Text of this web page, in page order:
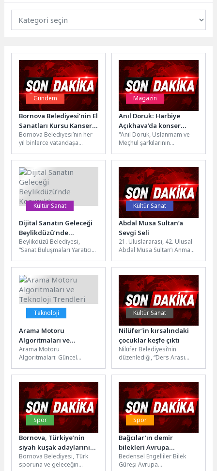
Gündem
Bornova Belediyesi’nin El
Sanatları Kursu Kanser
Hastası Yeliz’e Umut
Oldu: “Burada
hastalığımı unuttum”
Bornova Belediyesi’nin her
yıl binlerce vatandaşa
Beceri Edindirme Kursları,
bu kez...
Magazin
Anıl Doruk: Harbiye
Açıkhava’da konser
vermek isterim
"Anıl Doruk, Uslanmam ve
Meçhul şarkılarının
gerçekleştirdi."Besteleri ve
sesiyle dikkat çeken İstanbul
gecelerinin sevilen...
Kültür Sanat
Dijital Sanatın Geleceği
Beylikdüzü’nde
Konuşuldu
Beylikdüzü Belediyesi,
“Sanat Buluşmaları Yaratıcı
kapsamında dijital sanatçı
Durmuş Bahar’ı ağırladı.
Programda, sanatın...
Kültür Sanat
Abdal Musa Sultan’a
Sevgi Seli
21. Uluslararası, 42. Ulusal
Abdal Musa Sultan’ı Anma
Mahallesi’nde
gerçekleştirildi. Türkiye’nin
dört...
Teknoloji
Arama Motoru
Algoritmaları ve
Teknoloji Trendleri
Arama Motoru
Algoritmaları: Güncel
Arama motoru algoritmaları
sürekli olarak gelişmekte ve
değişmektedir....
Kültür Sanat
Nilüfer’in kırsalındaki
çocuklar keşfe çıktı
Nilüfer Belediyesi’nin
düzenlediği, “Ders Arası
Programı”nın 2’inci haftası
sona erdi. “Toprağın izinde”
temasıyla...
Spor
Bornova, Türkiye’nin
siyah kuşak adaylarını
ağırladı
Bornova Belediyesi, Türk
sporuna ve geleceğin
Spor
Bağcılar’ın demir
bilekleri Avrupa
Şampiyonu oldu
Bedensel Engelliler Bilek
Güreşi Avrupa